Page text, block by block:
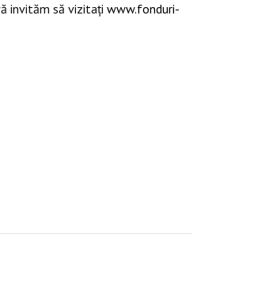
invităm să vizitaţi www.fonduri-